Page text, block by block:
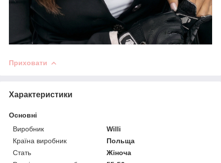
Приховати
Характеристики
Основні
Виробник
Willi
Країна виробник
Польща
Стать
Жіноча